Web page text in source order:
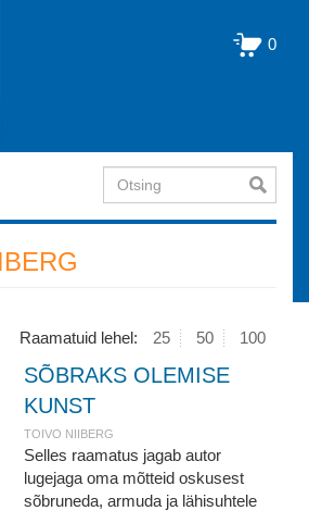
0
Otsing
Raamatuid lehel: 25 50 100
SÕBRAKS OLEMISE
KUNST
TOIVO NIIBERG
Selles raamatus jagab autor
lugejaga oma mõtteid oskusest
sõbruneda, armuda ja lähisuhtele